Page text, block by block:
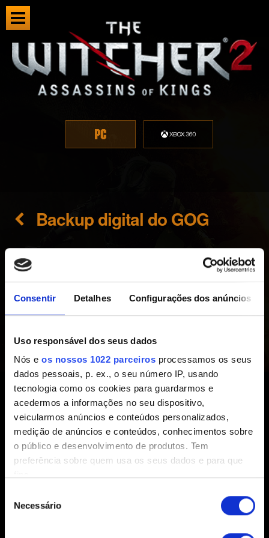
Consentir Detalhes Configurações dos anúncios
Uso responsável dos seus dados
Nós e os nossos 1022 parceiros processamos os seus
dados pessoais, p. ex., o seu número IP, usando
tecnologia como os cookies para guardarmos e
acedermos a informações no seu dispositivo,
veicularmos anúncios e conteúdos personalizados,
medição de anúncios e conteúdos, conhecimentos sobre
o público e desenvolvimento de produtos. Tem
preferência sobre quem usa os seus dados e para que
Se permitir, gostaríamos também de:
geográfica as quais podem ter uma precisão de
Necessário
Backup digital do GOG
Resgate a cópia digital de backup do GOG.comaqui.
Atenção:As cópias do GOG não incluem chaves de
jogadores com cópias que não sejam do GOG solicitem
uma cópia digital de backup do jogo no GOG, caso algo
aconteça com o original.
Caso tenha algum problema ao resgatar o código, entre
em contato com osuporte do GOG. Em anexo, forneça
uma foto do código de jogo com o endereço de e-
mail/nome de usuário do GOG escrito em uma folha de
papel.